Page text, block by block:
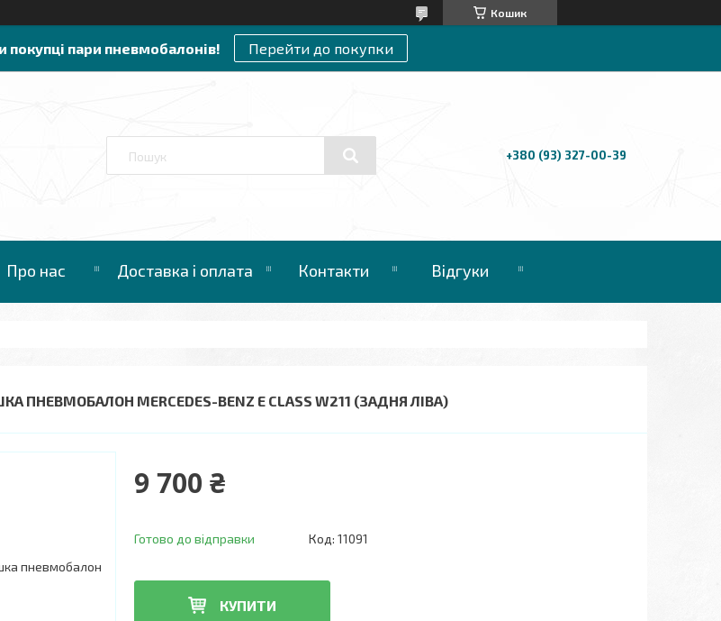
Кошик
покупці пари пневмобалонів! Перейти до покупки
+380 (93) 327-00-39
Про нас Доставка і оплата Контакти Відгуки
ПНЕВМОБАЛОН MERCEDES-BENZ E CLASS W211 (ЗАДНЯ ЛІВА)
9 700 ₴
Готово до відправки Код: 11091
КУПИТИ